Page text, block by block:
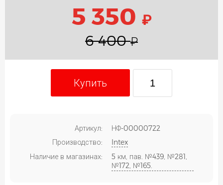
5 350 ₽
6 400₽
Купить
Артикул:
НФ-00000722
Производство:
Intex
Наличие в магазинах:
5 км, пав. №439, №281,
№172, №165.